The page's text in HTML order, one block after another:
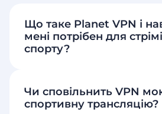
Що таке Planet VPN і
мені потрібен для
спорту?
Чи сповільнить VPN
спортивну трансляцію?